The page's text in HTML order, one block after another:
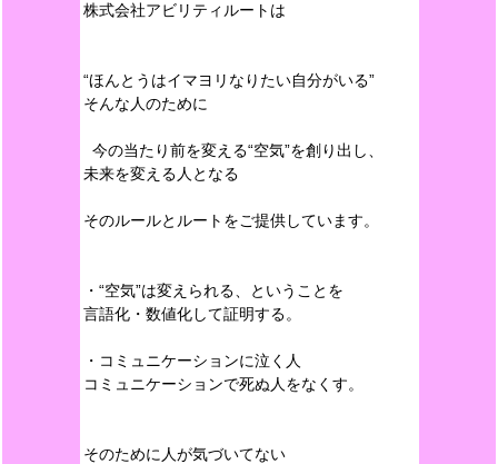
株式会社アビリティルートは
“ほんとうはイマヨリなりたい自分がいる”
そんな人のために
今の当たり前を変える“空気”を創り出し、
未来を変える人となる
そのルールとルートをご提供しています。
・“空気”は変えられる、ということを
言語化・数値化して証明する。
・コミュニケーションに泣く人
コミュニケーションで死ぬ人をなくす。
そのために人が気づいてない